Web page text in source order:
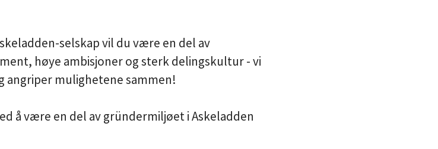
selskap vil du være en del av
høye ambisjoner og sterk delingskultur - vi
angriper mulighetene sammen!
å være en del av gründermiljøet i Askeladden